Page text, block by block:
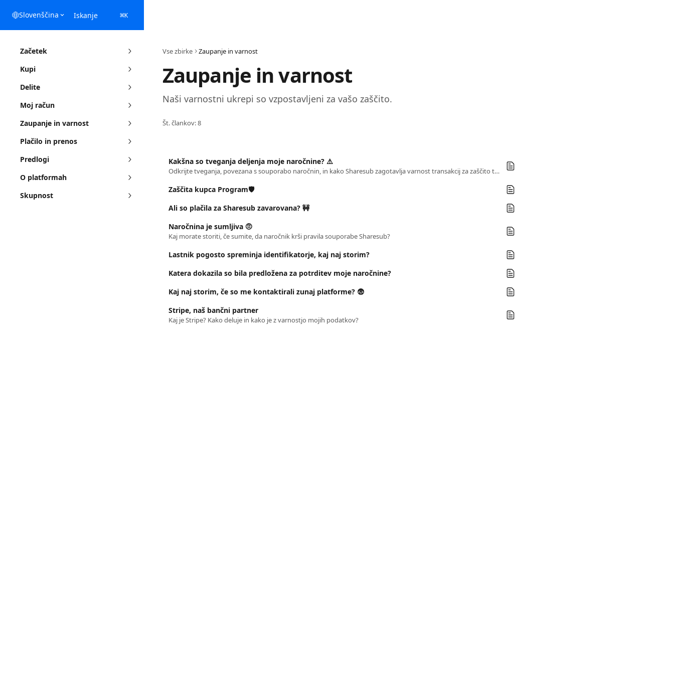
Slovenščina Iskanje ⌘K
Začetek
Kupi
Delite
Moj račun
Zaupanje in varnost
Plačilo in prenos
Predlogi
O platformah
Skupnost
Vse zbirke Zaupanje in varnost
Zaupanje in varnost
Naši varnostni ukrepi so vzpostavljeni za vašo zaščito.
Št. člankov: 8
Kakšna so tveganja deljenja moje naročnine? ⚠️
Odkrijte tveganja, povezana s souporabo naročnin, in kako Sharesub zagotavlja varnost transakcij za zaščito tako so-naročnikov kot lastnikov.
Zaščita kupca Program🛡️
Ali so plačila za Sharesub zavarovana? 🚧
Naročnina je sumljiva 🤨
Kaj morate storiti, če sumite, da naročnik krši pravila souporabe Sharesub?
Lastnik pogosto spreminja identifikatorje, kaj naj storim?
Katera dokazila so bila predložena za potrditev moje naročnine?
Kaj naj storim, če so me kontaktirali zunaj platforme? 😨
Stripe, naš bančni partner
Kaj je Stripe? Kako deluje in kako je z varnostjo mojih podatkov?